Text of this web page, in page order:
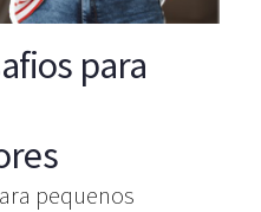
para
pequenos